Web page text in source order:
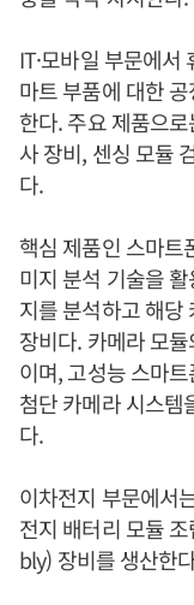
IT·모바일 부문에
마트 부품에 대한
한다. 주요 제품으
사 장비, 센싱 모듈
다.
핵심 제품인 스마트
미지 분석 기술을
지를 분석하고 해당
장비다. 카메라 모
이며, 고성능 스마
첨단 카메라 시스템
다.
이차전지 부문에서
전지 배터리 모듈
bly) 장비를 생산한